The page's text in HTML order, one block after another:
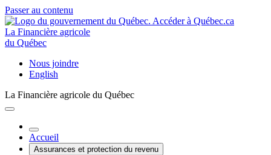
Passer au contenu
La Financière agricole
du Québec
Nous joindre
English
La Financière agricole du Québec
Accueil
Assurances et protection du revenu